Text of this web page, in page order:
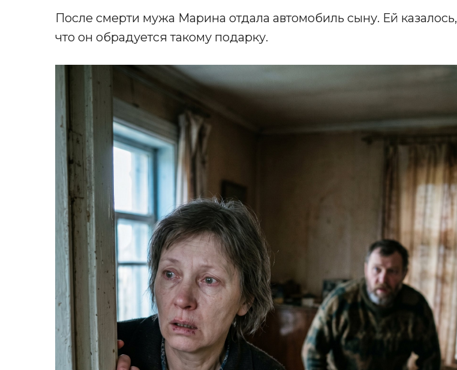
После смерти мужа Марина отдала автомобиль сыну. Ей казалось,
что он обрадуется такому подарку.